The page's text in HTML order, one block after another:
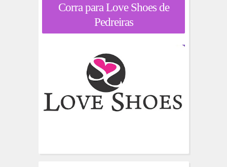
Corra para Love Shoes de
Pedreiras